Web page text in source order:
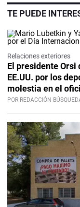
TE PUEDE
Relaciones exteriores
El presidente Orsi
EE.UU. por los
molestia en el
POR REDACCIÓN